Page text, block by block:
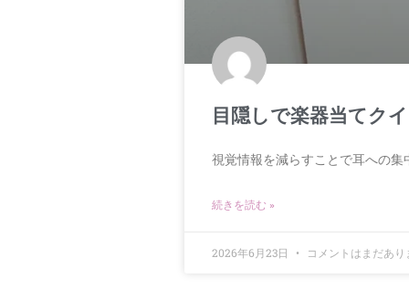
目隠しで楽器当てク
視覚情報を減らすことで耳への
続きを読む »
2026年6月23日 コメントはまだあり